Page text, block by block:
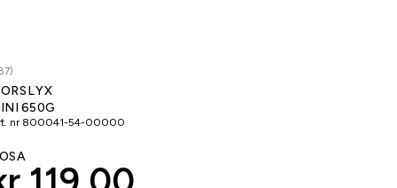
650G
nr 800041-54-00000